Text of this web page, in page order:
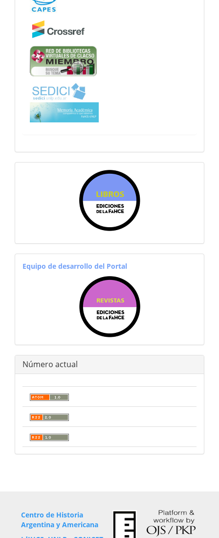
equiporevistas
Equipo de desarrollo del Portal
Número actual
Centro de Historia
Argentina y Americana